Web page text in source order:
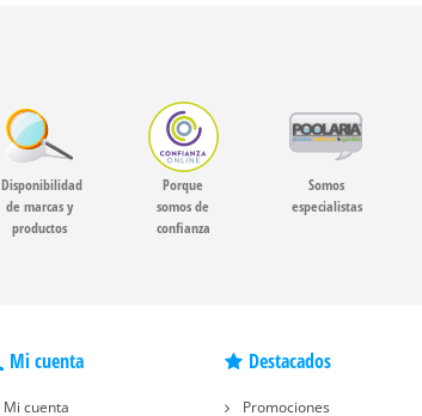
Disponibilidad
de marcas y
productos
Porque
somos de
confianza
Somos
especialistas
Mi cuenta
Mi cuenta
Destacados
Promociones